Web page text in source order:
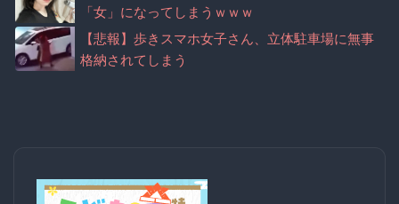
「女」になってしまうｗｗｗ
【悲報】歩きスマホ女子さん、立体駐車場に無事
格納されてしまう